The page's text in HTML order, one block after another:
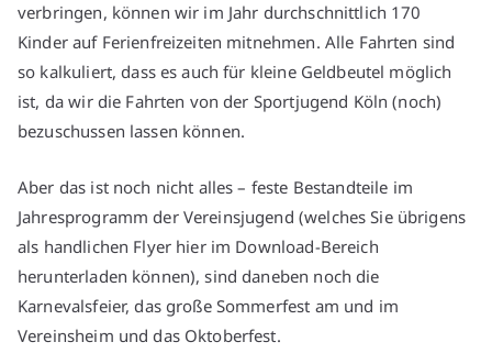
verbringen, können wir im Jahr durchschnittlich 170
Kinder auf Ferienfreizeiten mitnehmen. Alle Fahrten sind
so kalkuliert, dass es auch für kleine Geldbeutel möglich
ist, da wir die Fahrten von der Sportjugend Köln (noch)
bezuschussen lassen können.
Aber das ist noch nicht alles – feste Bestandteile im
Jahresprogramm der Vereinsjugend (welches Sie übrigens
als handlichen Flyer hier im Download-Bereich
herunterladen können), sind daneben noch die
Karnevalsfeier, das große Sommerfest am und im
Vereinsheim und das Oktoberfest.